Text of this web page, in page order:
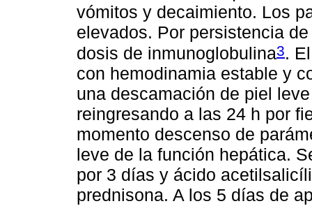
vómitos y decaimiento. Los
elevados. Por persistencia
dosis de inmunoglobulina3.
con hemodinamia estable y
una descamación de piel
reingresando a las 24 h por
momento descenso de
leve de la función hepática.
por 3 días y ácido
prednisona. A los 5 días de